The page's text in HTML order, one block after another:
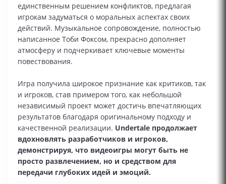
единственным решением конфликтов, предлагая
игрокам задуматься о моральных аспектах своих
действий. Музыкальное сопровождение, полностью
написанное Тоби Фоксом, прекрасно дополняет
атмосферу и подчеркивает ключевые моменты
повествования.
Игра получила широкое признание как критиков, так
и игроков, став примером того, как небольшой
независимый проект может достичь впечатляющих
результатов благодаря оригинальному подходу и
качественной реализации. Undertale продолжает
вдохновлять разработчиков и игроков,
демонстрируя, что видеоигры могут быть не
просто развлечением, но и средством для
передачи глубоких идей и эмоций.